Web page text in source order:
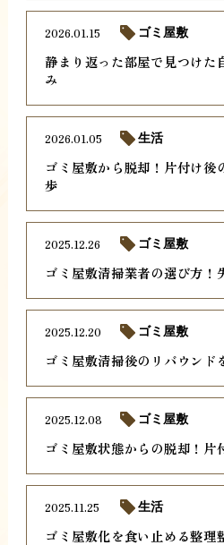
静まり返った部屋で見つけた
み
2026.01.15 ゴミ屋敷
ゴミ屋敷から脱却！片付け後
歩
2026.01.05 生活
ゴミ屋敷清掃業者の選び方！
2025.12.26 ゴミ屋敷
ゴミ屋敷清掃後のリバウンド
2025.12.20 ゴミ屋敷
ゴミ屋敷状態からの脱却！片
2025.12.08 ゴミ屋敷
ゴミ屋敷化を食い止める整理
2025.11.25 生活